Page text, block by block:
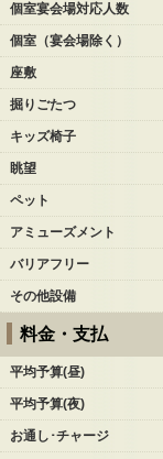
個室宴会場対応人数
個室（宴会場除く）
座敷
掘りごたつ
キッズ椅子
眺望
ペット
アミューズメント
バリアフリー
その他設備
料金・支払
平均予算(昼)
平均予算(夜)
お通し･チャージ